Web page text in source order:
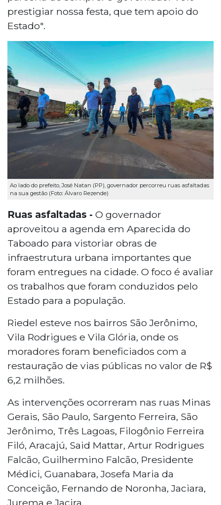
prestigiar nossa festa, que tem apoio do
Estado".
Ao lado do prefeito, José Natan (PP), governador percorreu ruas asfaltadas
na sua gestão (Foto: Álvaro Rezende)
Ruas asfaltadas - O governador
aproveitou a agenda em Aparecida do
Taboado para vistoriar obras de
infraestrutura urbana importantes que
foram entregues na cidade. O foco é avaliar
os trabalhos que foram conduzidos pelo
Estado para a população.
Riedel esteve nos bairros São Jerônimo,
Vila Rodrigues e Vila Glória, onde os
moradores foram beneficiados com a
restauração de vias públicas no valor de R$
6,2 milhões.
As intervenções ocorreram nas ruas Minas
Gerais, São Paulo, Sargento Ferreira, São
Jerônimo, Três Lagoas, Filogônio Ferreira
Filó, Aracajú, Said Mattar, Artur Rodrigues
Falcão, Guilhermino Falcão, Presidente
Médici, Guanabara, Josefa Maria da
Conceição, Fernando de Noronha, Jaciara,
Jurema e Jacira.